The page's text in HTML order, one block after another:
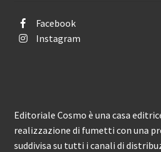
Facebook
Instagram
Editoriale Cosmo è una casa
realizzazione di fumetti con una
suddivisa su tutti i canali di